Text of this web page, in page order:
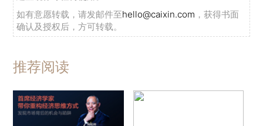
如有意愿转载，请发邮件至hello@caixin.com ，获得书面
确认及授权后，方可转载。
推荐阅读